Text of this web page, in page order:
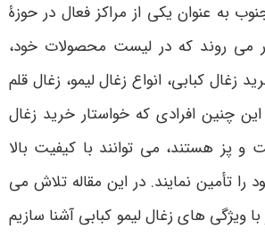
به عنوان یکی از مراکز فعال در حوزۀ
می روند که در لیست محصولات خود،
زغال کبابی، انواع زغال لیمو، زغال قلم
این چنین افرادی که خواستار خرید زغال
و پز هستند، می توانند با کیفیت بالا
را تأمین نمایند. در این مقاله تلاش می
ویژگی های زغال لیمو کبابی آشنا سازیم